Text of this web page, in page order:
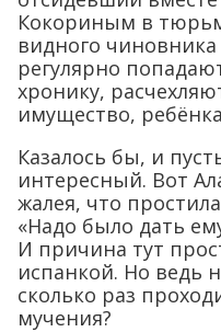
Кокориным в
видного
регулярно
хронику,
имущество,
Казалось бы, и
интересный. Вот
жалея, что
«Надо было дать
И причина тут
испанкой. Но ведь
сколько раз
мучения?